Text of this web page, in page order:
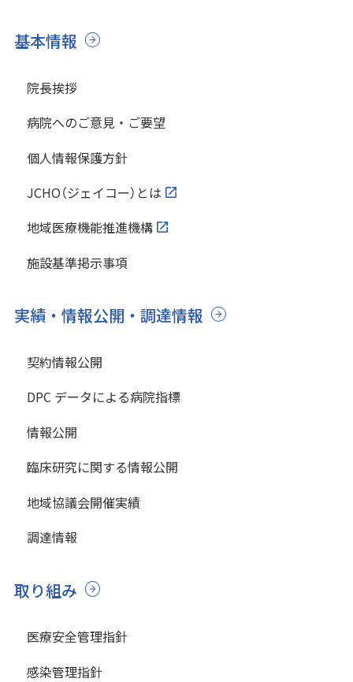
基本情報
院長挨拶
病院へのご意見・ご要望
個人情報保護方針
JCHO（ジェイコー）とは
地域医療機能推進機構
施設基準掲示事項
実績・情報公開・調達情報
契約情報公開
DPC データによる病院指標
情報公開
臨床研究に関する情報公開
地域協議会開催実績
調達情報
取り組み
医療安全管理指針
感染管理指針